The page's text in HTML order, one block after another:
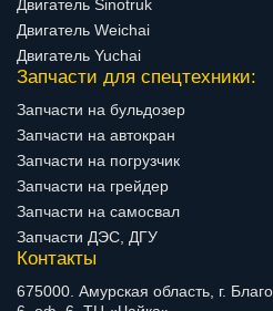
Двигатель Sinotruk
Двигатель Weichai
Двигатель Yuchai
Запчасти для спецтехники:
Запчасти на бульдозер
Запчасти на автокран
Запчасти на погрузчик
Запчасти на грейдер
Запчасти на самосвал
Запчасти ДЭС, ДГУ
Контакты
675000. Амурская область, г.